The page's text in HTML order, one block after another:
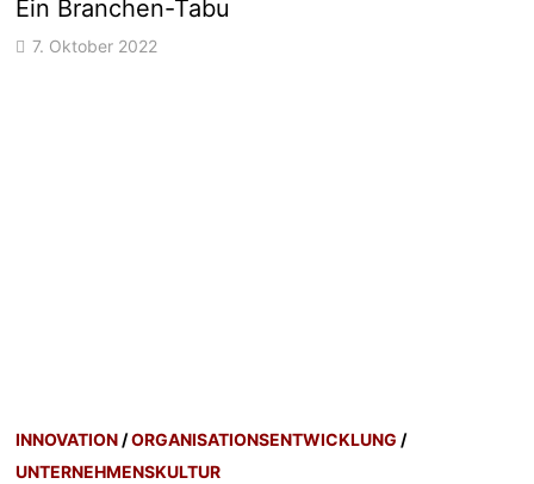
Ein Branchen-Tabu
7. Oktober 2022
INNOVATION /ORGANISATIONSENTWICKLUNG /
UNTERNEHMENSKULTUR